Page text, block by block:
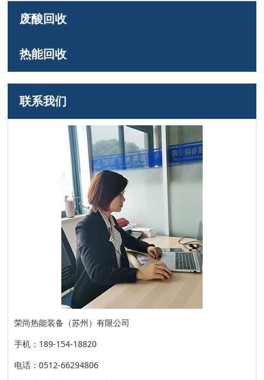
废酸回收
热能回收
联系我们
荣尚热能装备（苏州）有限公司
手机：189-154-18820
电话：0512-66294806